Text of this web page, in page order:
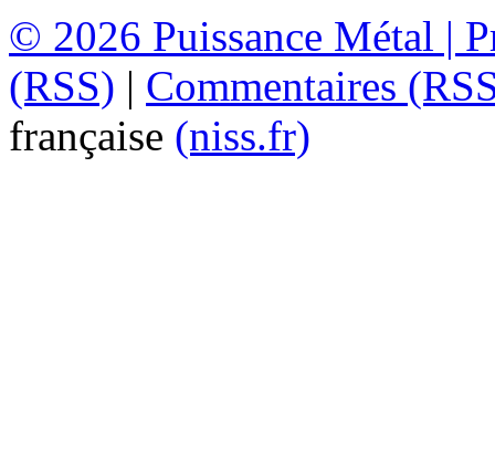
© 2026 Puissance Métal |
(RSS) | Commentaires
française (niss.fr)